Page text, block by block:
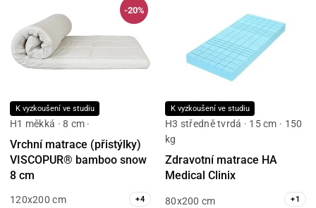
-20%
K vyzkoušení ve studiu
H1 měkká · 8 cm ·
Vrchní matrace (přistýlky)
VISCOPUR® bamboo snow
8 cm
120x200 cm +4
K vyzkoušení ve studiu
H3 středně tvrdá · 15 cm · 150
kg
Zdravotní matrace HA
Medical Clinix
80x200 cm +1